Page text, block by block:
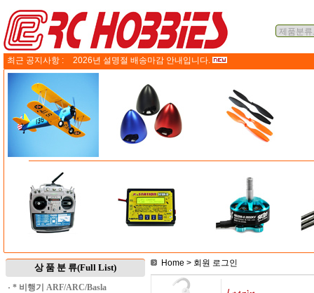
최근 공지사항 : 2026년 설명절 배송마감 안내입니다.
상 품 분 류(Full List)
· * 비행기 ARF/ARC/Basla
Home > 회원 로그인